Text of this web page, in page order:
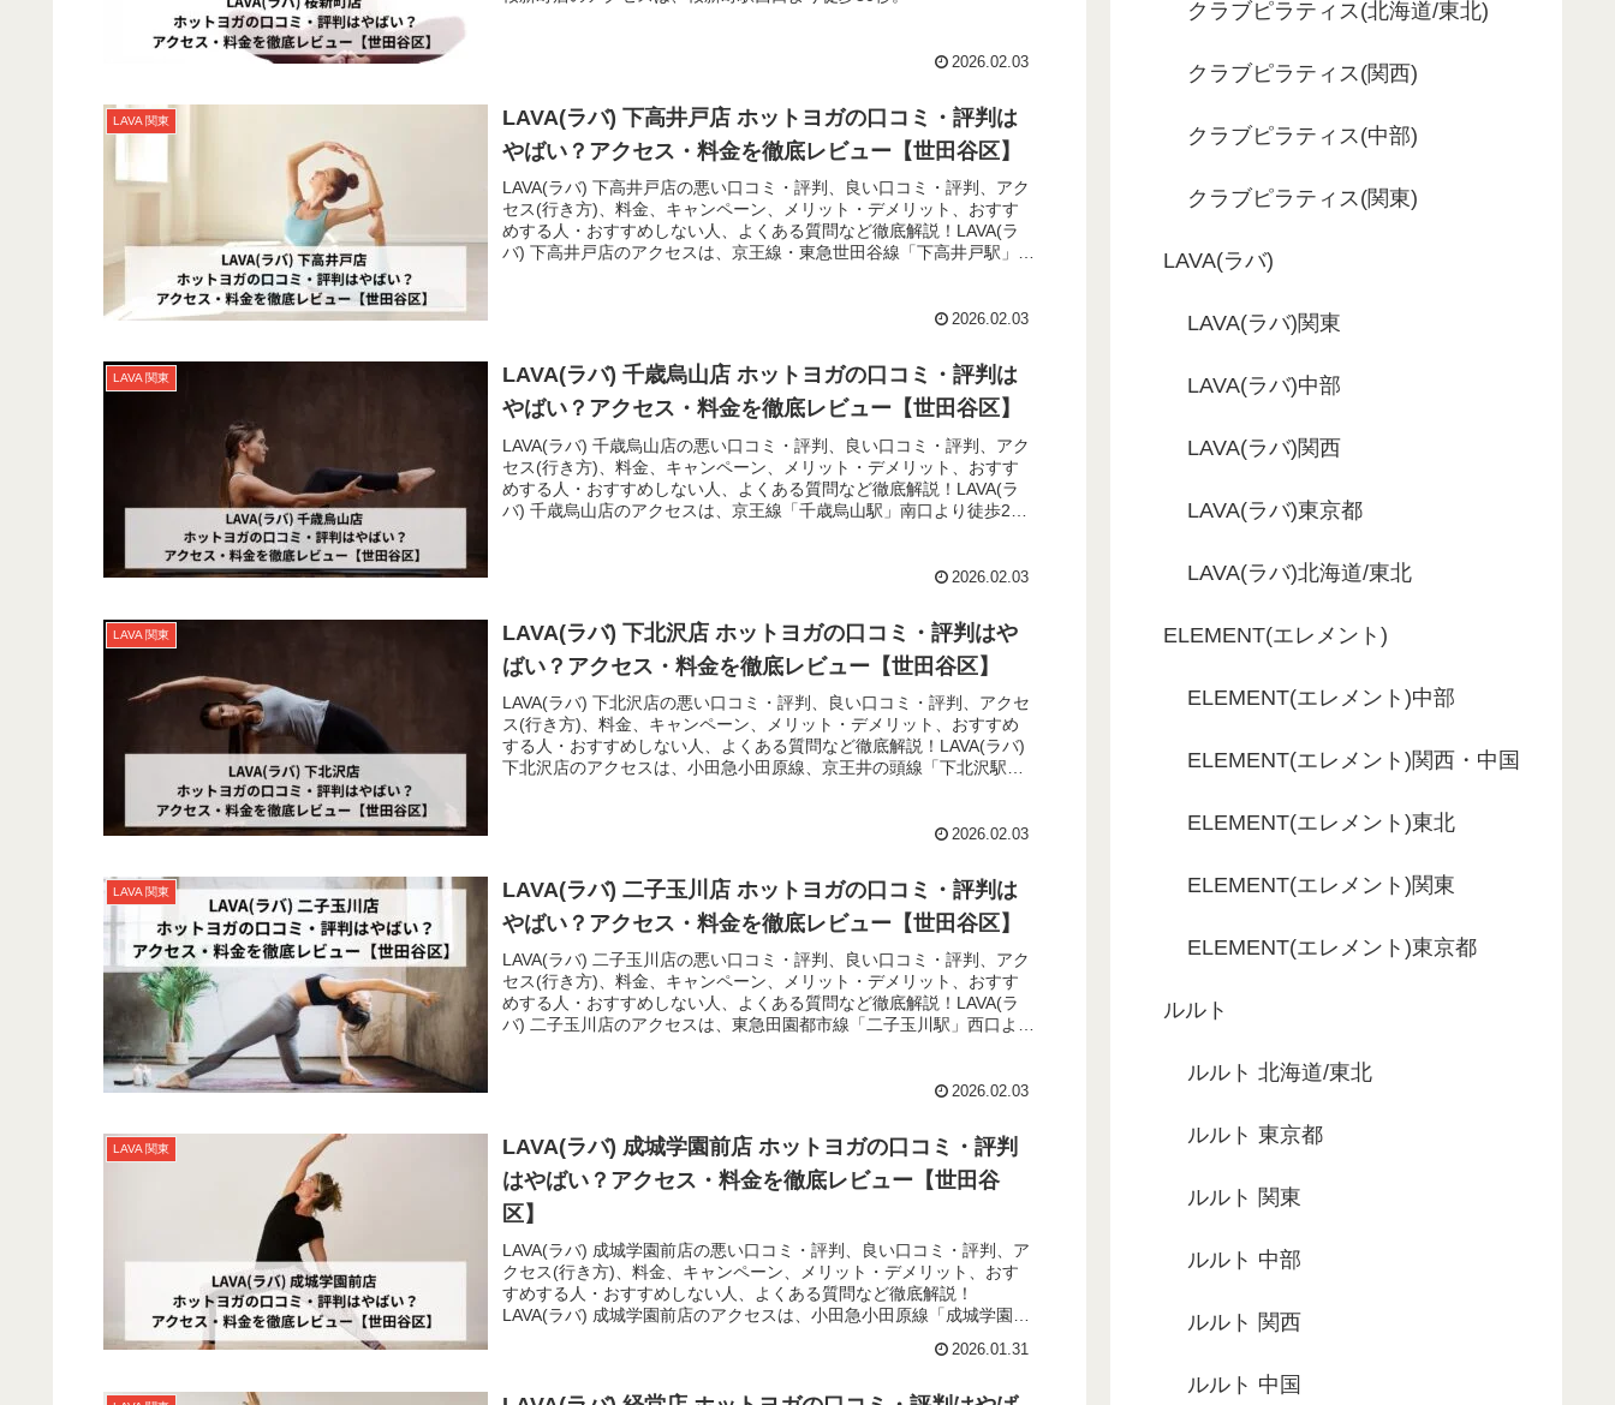
2026.02.03
LAVA 関東
LAVA(ラバ) 下高井戸店 ホットヨガの口コミ・評判は
やばい？アクセス・料金を徹底レビュー【世田谷区】
LAVA(ラバ) 下高井戸店の悪い口コミ・評判、良い口コミ・評判、アク
セス(行き方)、料金、キャンペーン、メリット・デメリット、おすす
めする人・おすすめしない人、よくある質問など徹底解説！LAVA(ラ
バ) 下高井戸店のアクセスは、京王線・東急世田谷線「下高井戸駅」西
2026.02.03
LAVA 関東
LAVA(ラバ) 千歳烏山店 ホットヨガの口コミ・評判は
やばい？アクセス・料金を徹底レビュー【世田谷区】
LAVA(ラバ) 千歳烏山店の悪い口コミ・評判、良い口コミ・評判、アク
セス(行き方)、料金、キャンペーン、メリット・デメリット、おすす
めする人・おすすめしない人、よくある質問など徹底解説！LAVA(ラ
バ) 千歳烏山店のアクセスは、京王線「千歳烏山駅」南口より徒歩2
2026.02.03
LAVA 関東
LAVA(ラバ) 下北沢店 ホットヨガの口コミ・評判はや
ばい？アクセス・料金を徹底レビュー【世田谷区】
LAVA(ラバ) 下北沢店の悪い口コミ・評判、良い口コミ・評判、アクセ
ス(行き方)、料金、キャンペーン、メリット・デメリット、おすすめ
する人・おすすめしない人、よくある質問など徹底解説！LAVA(ラバ)
下北沢店のアクセスは、小田急小田原線、京王井の頭線「下北沢駅」
2026.02.03
LAVA 関東
LAVA(ラバ) 二子玉川店 ホットヨガの口コミ・評判は
やばい？アクセス・料金を徹底レビュー【世田谷区】
LAVA(ラバ) 二子玉川店の悪い口コミ・評判、良い口コミ・評判、アク
セス(行き方)、料金、キャンペーン、メリット・デメリット、おすす
めする人・おすすめしない人、よくある質問など徹底解説！LAVA(ラ
バ) 二子玉川店のアクセスは、東急田園都市線「二子玉川駅」西口より
2026.02.03
LAVA 関東
LAVA(ラバ) 成城学園前店 ホットヨガの口コミ・評判
はやばい？アクセス・料金を徹底レビュー【世田谷
区】
LAVA(ラバ) 成城学園前店の悪い口コミ・評判、良い口コミ・評判、ア
クセス(行き方)、料金、キャンペーン、メリット・デメリット、おす
すめする人・おすすめしない人、よくある質問など徹底解説！
LAVA(ラバ) 成城学園前店のアクセスは、小田急小田原線「成城学園前
2026.01.31
クラブピラティス(北海道/東北)
クラブピラティス(関西)
クラブピラティス(中部)
クラブピラティス(関東)
LAVA(ラバ)
LAVA(ラバ)関東
LAVA(ラバ)中部
LAVA(ラバ)関西
LAVA(ラバ)東京都
LAVA(ラバ)北海道/東北
ELEMENT(エレメント)
ELEMENT(エレメント)中部
ELEMENT(エレメント)関西・中国
ELEMENT(エレメント)東北
ELEMENT(エレメント)関東
ELEMENT(エレメント)東京都
ルルト
ルルト 北海道/東北
ルルト 東京都
ルルト 関東
ルルト 中部
ルルト 関西
ルルト 中国